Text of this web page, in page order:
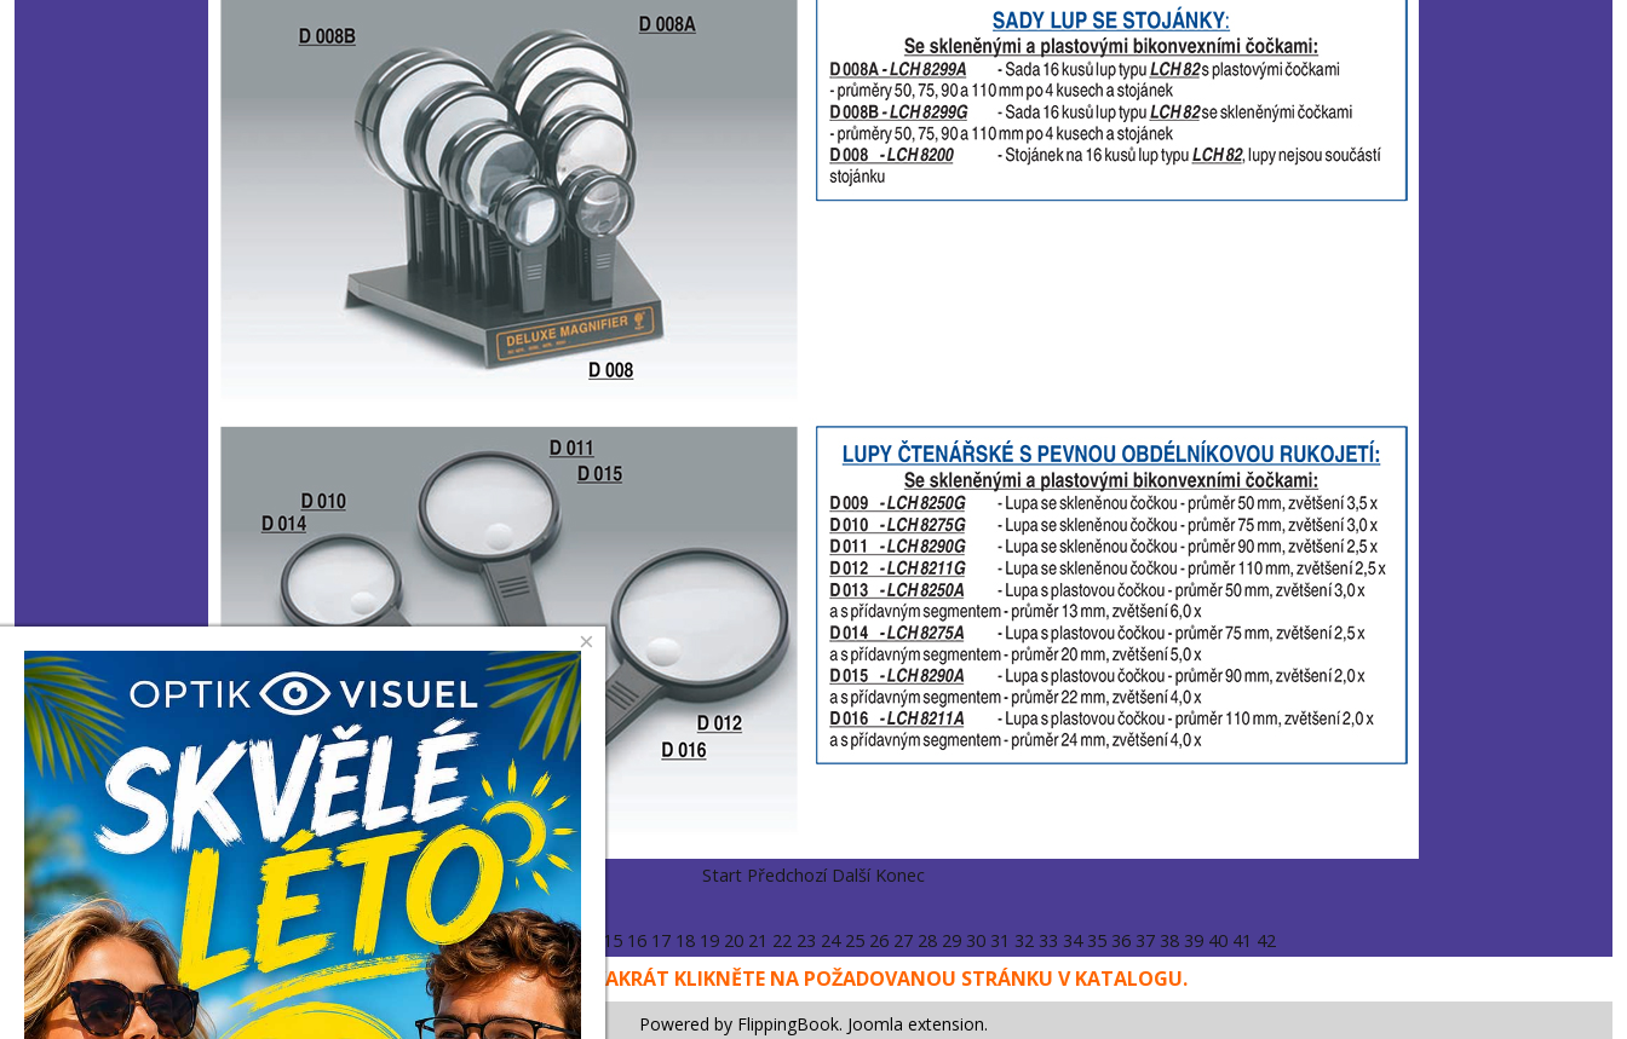
Start Předchozí Další Konec
1 2 5 6 7 8 9 10 11 12 13 14 15 16 17 18 19 20 21 22 23 24 25 26 27 28 29 30 31 32 33 34 35 36 37 38 39 40 41 42
PRO ZVĚTŠENÍ DVAKRÁT KLIKNĚTE NA POŽADOVANOU STRÁNKU V KATALOGU.
Powered by FlippingBook. Joomla extension.
×